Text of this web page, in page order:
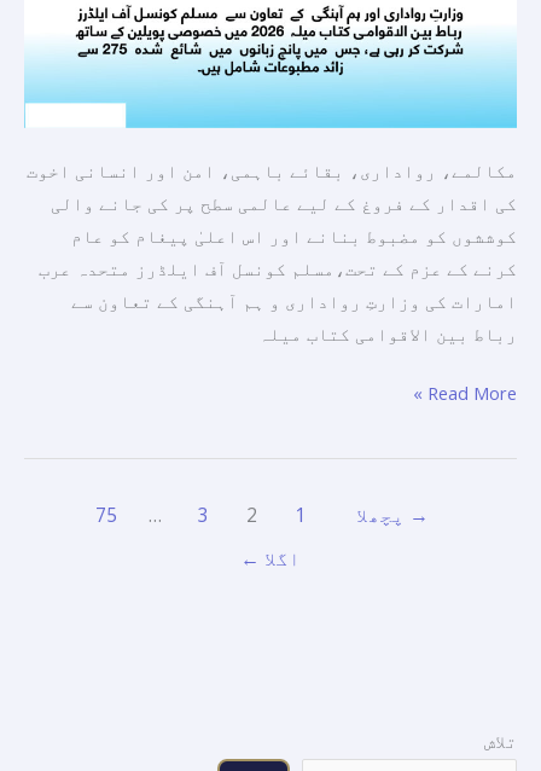
مکالمے، رواداری، بقائے باہمی، امن اور انسانی اخوت
کی اقدار کے فروغ کے لیے عالمی سطح پر کی جانے والی
کوششوں کو مضبوط بنانے اور اس اعلیٰ پیغام کو عام
کرنے کے عزم کے تحت،مسلم کونسل آف ایلڈرز متحدہ عرب
امارات کی وزارتِ رواداری و ہم آہنگی کے تعاون سے
رباط بین الاقوامی کتاب میلہ
رہی
شدہ
سے
Read More »
→ پچھلا 1
2
3
…
75
اگلا ←
تلاش